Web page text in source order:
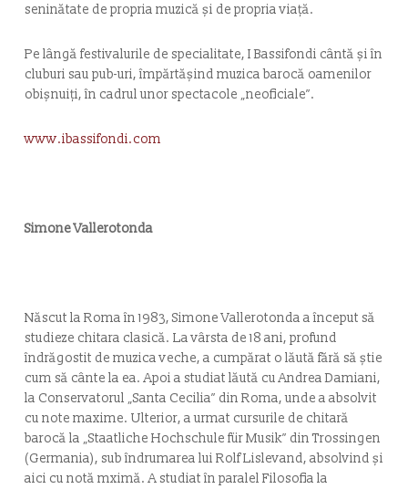
seninătate de propria muzică și de propria viață.
Pe lângă festivalurile de specialitate, I Bassifondi cântă și în
cluburi sau pub-uri, împărtășind muzica barocă oamenilor
obișnuiți, în cadrul unor spectacole „neoficiale”.
www.ibassifondi.com
Simone Vallerotonda
Născut la Roma în 1983, Simone Vallerotonda a început să
studieze chitara clasică. La vârsta de 18 ani, profund
îndrăgostit de muzica veche, a cumpărat o lăută fără să știe
cum să cânte la ea. Apoi a studiat lăută cu Andrea Damiani,
la Conservatorul „Santa Cecilia” din Roma, unde a absolvit
cu note maxime. Ulterior, a urmat cursurile de chitară
barocă la „Staatliche Hochschule für Musik” din Trossingen
(Germania), sub îndrumarea lui Rolf Lislevand, absolvind și
aici cu notă mximă. A studiat în paralel Filosofia la